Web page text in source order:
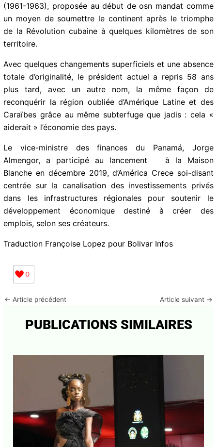
América Crece est la version revue par Trump de
l’Alliance pour le Progrès du président John F. Kennedy
(1961-1963), proposée au début de osn mandat
comme un moyen de soumettre le continent après le
kilomètres de son territoire.
Avec quelques changements superficiels et une
absence totale d’originalité, le président actuel a repris
58 ans plus tard, avec un autre nom, la même façon de
reconquérir la région oubliée d’Amérique Latine et des
aiderait » l’économie des pays.
Le vice-ministre des finances du Panamá, Jorge
Almengor, a participé au lancement à la Maison
Blanche en décembre 2019, d’América Crece soi-disant
centrée sur la canalisation des investissements privés
dans les infrastructures régionales pour soutenir le
emplois, selon ses créateurs.
Traduction Françoise Lopez pour Bolivar Infos
0
Article précédent Article suivant